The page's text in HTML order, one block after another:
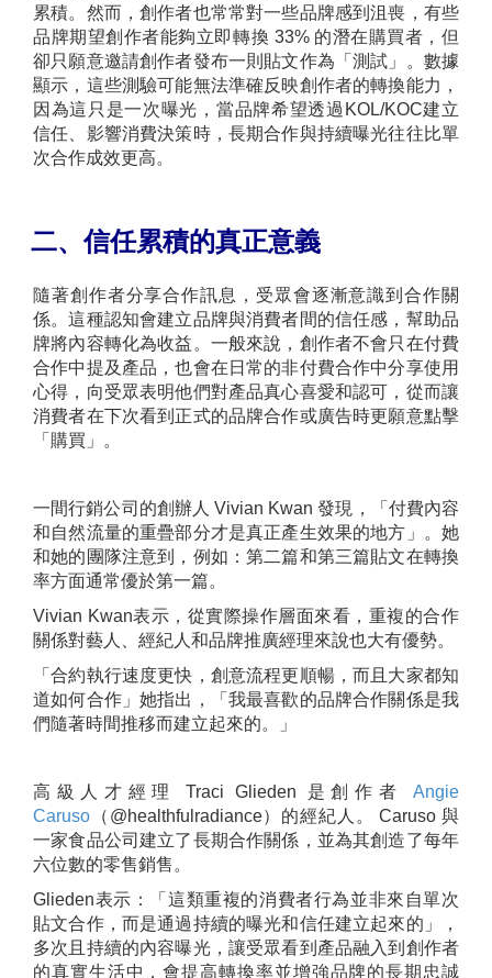
累積。 然而，創作者也常常對一些品牌感到沮喪，有些
品牌期望創作者能夠立即轉換 33% 的潛在購買者，但
卻只願意邀請創作者發布一則貼文作為「測試」。數據
顯示，這些測驗可能無法準確反映創作者的轉換能力，
因為這只是一次曝光，當品牌希望透過KOL/KOC建立
信任、影響消費決策時，長期合作與持續曝光往往比單
次合作成效更高。
二、信任累積的真正意義
隨著創作者分享合作訊息，受眾會逐漸意識到合作關
係。這種認知會建立品牌與消費者間的信任感，幫助品
牌將內容轉化為收益。一般來說，創作者不會只在付費
合作中提及產品，也會在日常的非付費合作中分享使用
心得，向受眾表明他們對產品真心喜愛和認可，從而讓
消費者在下次看到正式的品牌合作或廣告時更願意點擊
「購買」。
一間行銷公司的創辦人 Vivian Kwan 發現，「付費內容
和自然流量的重疊部分才是真正產生效果的地方」。她
和她的團隊注意到，例如：第二篇和第三篇貼文在轉換
率方面通常優於第一篇。
Vivian Kwan表示，從實際操作層面來看，重複的合作
關係對藝人、經紀人和品牌推廣經理來說也大有優勢。
「合約執行速度更快，創意流程更順暢，而且大家都知
道如何合作」她指出，「我最喜歡的品牌合作關係是我
們隨著時間推移而建立起來的。」
高級人才經理 Traci Glieden 是創作者 Angie
Caruso （@healthfulradiance）的經紀人。 Caruso 與
一家食品公司建立了長期合作關係，並為其創造了每年
六位數的零售銷售。
Glieden表示：「這類重複的消費者行為並非來自單次
貼文合作，而是通過持續的曝光和信任建立起來的」，
多次且持續的內容曝光，讓受眾看到產品融入到創作者
的真實生活中，會提高轉換率並增強品牌的長期忠誠